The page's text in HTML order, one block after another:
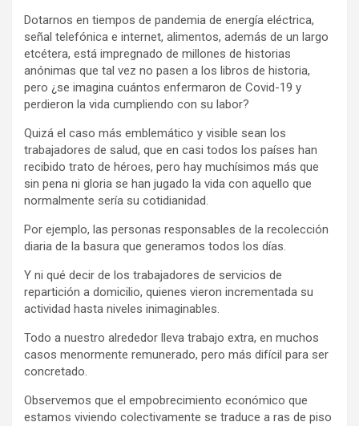
Dotarnos en tiempos de pandemia de energía eléctrica,
señal telefónica e internet, alimentos, además de un largo
etcétera, está impregnado de millones de historias
anónimas que tal vez no pasen a los libros de historia,
pero ¿se imagina cuántos enfermaron de Covid-19 y
perdieron la vida cumpliendo con su labor?
Quizá el caso más emblemático y visible sean los
trabajadores de salud, que en casi todos los países han
recibido trato de héroes, pero hay muchísimos más que
sin pena ni gloria se han jugado la vida con aquello que
normalmente sería su cotidianidad.
Por ejemplo, las personas responsables de la recolección
diaria de la basura que generamos todos los días.
Y ni qué decir de los trabajadores de servicios de
repartición a domicilio, quienes vieron incrementada su
actividad hasta niveles inimaginables.
Todo a nuestro alrededor lleva trabajo extra, en muchos
casos menormente remunerado, pero más difícil para ser
concretado.
Observemos que el empobrecimiento económico que
estamos viviendo colectivamente se traduce a ras de piso